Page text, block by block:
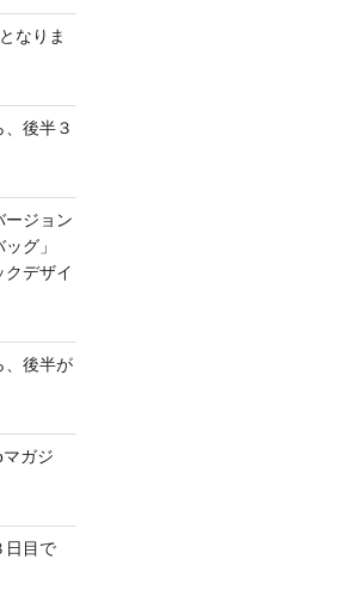
なりま
後半３
ジョン
グ」
クデザイ
後半が
ガジ
日目で